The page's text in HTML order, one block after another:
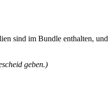
sind im Bundle enthalten,
geben.)